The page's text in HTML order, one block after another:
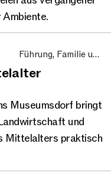
Führung, Familie und
Museumsdorf bringt
und
Mittelalters praktisch